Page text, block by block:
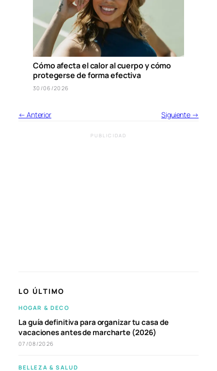
Cómo afecta el calor al cuerpo y cómo
protegerse de forma efectiva
30/06/2026
← Anterior Siguiente →
PUBLICIDAD
LO ÚLTIMO
HOGAR & DECO
La guía definitiva para organizar tu casa de
vacaciones antes de marcharte (2026)
07/08/2026
BELLEZA & SALUD